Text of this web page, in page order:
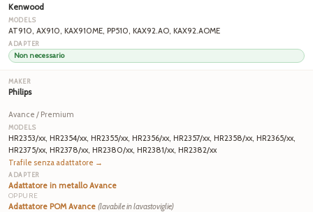
Kenwood
AT910, AX910, KAX910ME, PP510, KAX92.AO, KAX92.AOME
Non necessario
Philips
Avance / Premium
HR2353/xx, HR2354/xx, HR2355/xx, HR2356/xx, HR2357/xx, HR2358/xx, HR2365/xx,
HR2375/xx, HR2378/xx, HR2380/xx, HR2381/xx, HR2382/xx
Trafile senza adattatore →
Adattatore in metallo Avance
OPPURE
Adattatore POM Avance (lavabile in lavastoviglie)